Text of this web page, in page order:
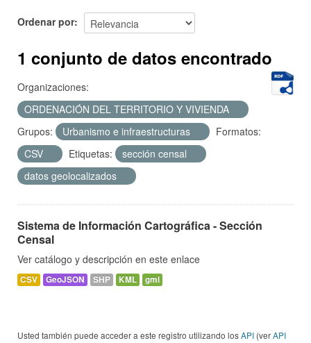
Acerca de
Ordenar por
1 conjunto de datos encontrado
Organizaciones:
ORDENACIÓN DEL TERRITORIO Y VIVIENDA
Grupos:
Urbanismo e infraestructuras
Formatos:
CSV
Etiquetas:
sección censal
datos geolocalizados
Sistema de Información Cartográfica - Sección
Censal
Ver catálogo y descripción en este enlace
CSV GeoJSON SHP KML gml
Usted también puede acceder a este registro utilizando losAPI (verAPI